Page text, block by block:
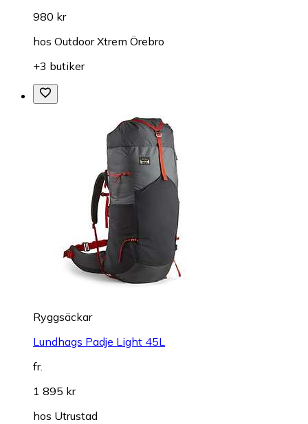
980 kr
hos Outdoor Xtrem Örebro
+3 butiker
Ryggsäckar
Lundhags Padje Light 45L
fr.
1 895 kr
hos Utrustad